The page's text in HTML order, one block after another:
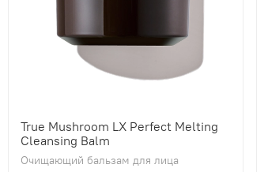
True Mushroom LX Perfect Melting
Cleansing Balm
Очищающий бальзам для лица